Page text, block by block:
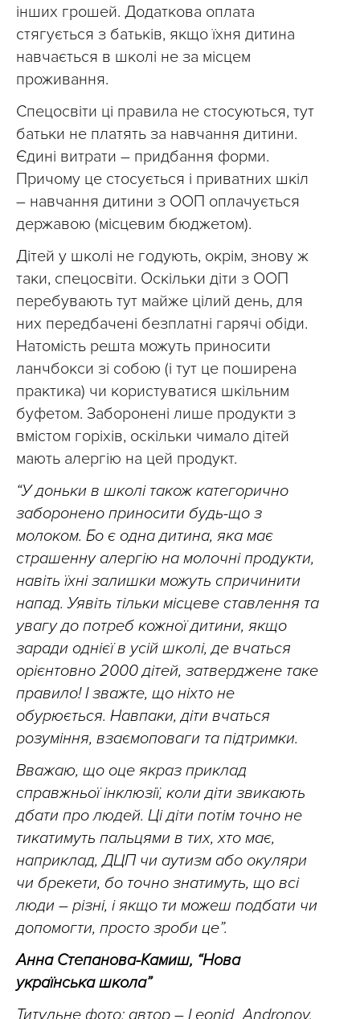
інших грошей. Додаткова оплата
стягується з батьків, якщо їхня дитина
навчається в школі не за місцем
проживання.
Спецосвіти ці правила не стосуються, тут
батьки не платять за навчання дитини.
Єдині витрати – придбання форми.
Причому це стосується і приватних шкіл
– навчання дитини з ООП оплачується
державою (місцевим бюджетом).
Дітей у школі не годують, окрім, знову ж
таки, спецосвіти. Оскільки діти з ООП
перебувають тут майже цілий день, для
них передбачені безплатні гарячі обіди.
Натомість решта можуть приносити
ланчбокси зі собою (і тут це поширена
практика) чи користуватися шкільним
буфетом. Заборонені лише продукти з
вмістом горіхів, оскільки чимало дітей
мають алергію на цей продукт.
“У доньки в школі також категорично
заборонено приносити будь-що з
молоком. Бо є одна дитина, яка має
страшенну алергію на молочні продукти,
навіть їхні залишки можуть спричинити
напад. Уявіть тільки місцеве ставлення та
увагу до потреб кожної дитини, якщо
заради однієї в усій школі, де вчаться
орієнтовно 2000 дітей, затверджене таке
правило! І зважте, що ніхто не
обурюється. Навпаки, діти вчаться
розуміння, взаємоповаги та підтримки.
Вважаю, що оце якраз приклад
справжньої інклюзії, коли діти звикають
дбати про людей. Ці діти потім точно не
тикатимуть пальцями в тих, хто має,
наприклад, ДЦП чи аутизм або окуляри
чи брекети, бо точно знатимуть, що всі
люди – різні, і якщо ти можеш подбати чи
допомогти, просто зроби це”.
Анна Степанова-Камиш, “Нова
українська школа”
Титульне фото: автор – Leonid_Andronov,